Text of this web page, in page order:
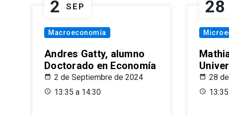
2 SEP
Macroeconomía
Andres Gatty, alumno
Doctorado en Economía
2 de Septiembre de 2024
13:35 a 14:30
28
28